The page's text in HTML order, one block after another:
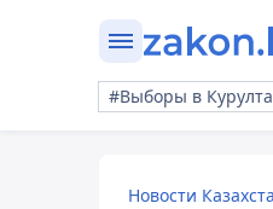
#Выборы в
Новости